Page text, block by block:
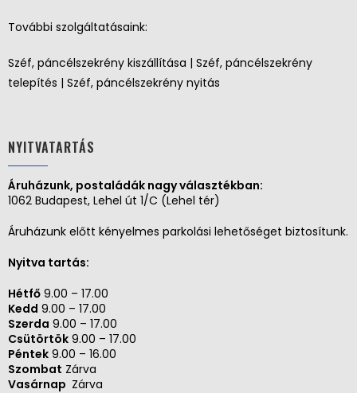
További szolgáltatásaink:
Széf, páncélszekrény kiszállítása | Széf, páncélszekrény
telepítés | Széf, páncélszekrény nyitás
NYITVATARTÁS
Áruházunk, postaládák nagy választékban:
1062 Budapest, Lehel út 1/C (Lehel tér)
Áruházunk előtt kényelmes parkolási lehetőséget biztosítunk.
Nyitva tartás:
Hétfő 9.00 – 17.00
Kedd 9.00 – 17.00
Szerda 9.00 – 17.00
Csütörtök 9.00 – 17.00
Péntek 9.00 – 16.00
Szombat Zárva
Vasárnap Zárva